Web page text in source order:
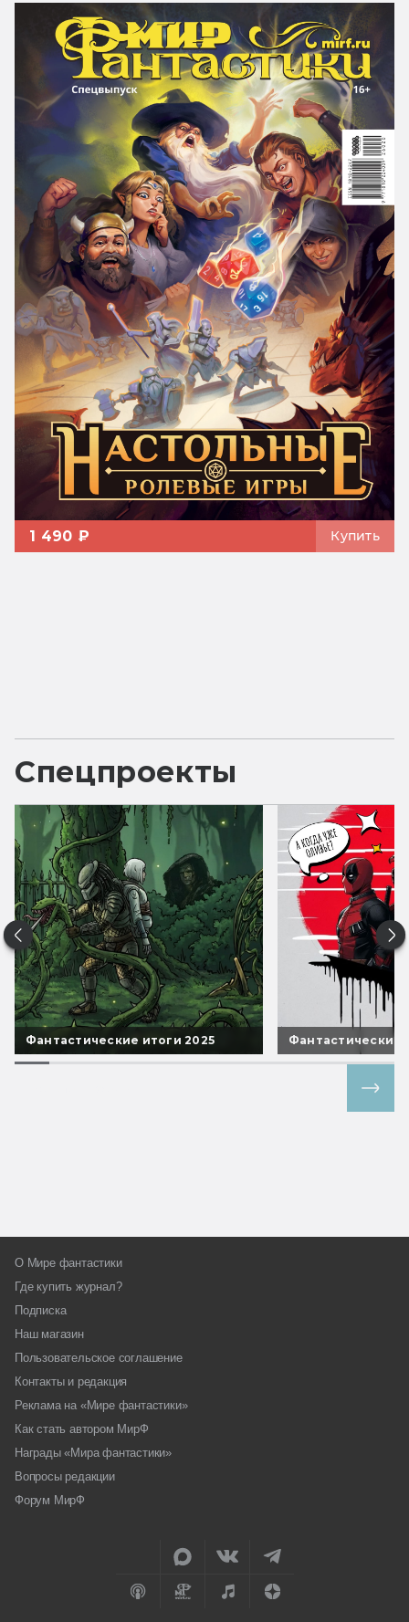
1 490 ₽ Купить
Спецпроекты
Фантастические итоги 2025 Фантастические
О Мире фантастики
Где купить журнал?
Подписка
Наш магазин
Пользовательское соглашение
Контакты и редакция
Реклама на «Мире фантастики»
Как стать автором МирФ
Награды «Мира фантастики»
Вопросы редакции
Форум МирФ